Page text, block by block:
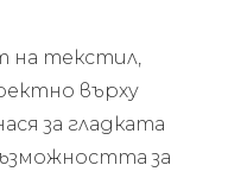
на текстил,
върху
за гладката
за